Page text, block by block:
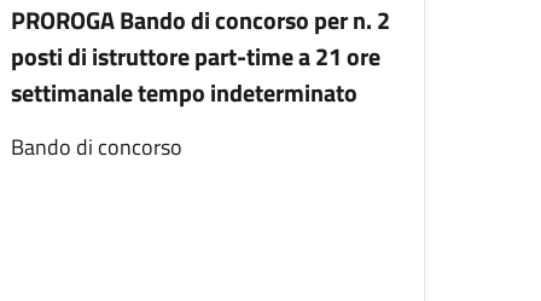
PROROGA Bando di concorso per n. 2
posti di istruttore part-time a 21 ore
settimanale tempo indeterminato
Bando di concorso